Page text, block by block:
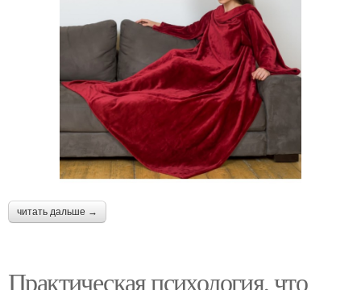
читать дальше →
Практическая психология, что